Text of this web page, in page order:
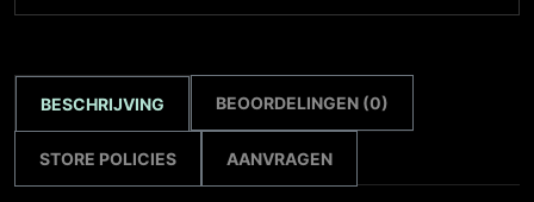
BESCHRIJVING BEOORDELINGEN (0)
STORE POLICIES AANVRAGEN